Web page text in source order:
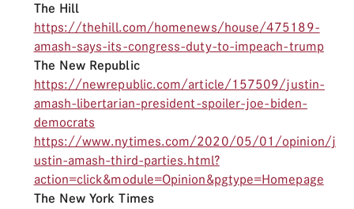
The Hill
https://thehill.com/homenews/house/475189-
amash-says-its-congress-duty-to-impeach-trump
The New Republic
https://newrepublic.com/article/157509/justin-
amash-libertarian-president-spoiler-joe-biden-
democrats
https://www.nytimes.com/2020/05/01/opinion/j
ustin-amash-third-parties.html?
action=click&module=Opinion&pgtype=Homepage
The New York Times